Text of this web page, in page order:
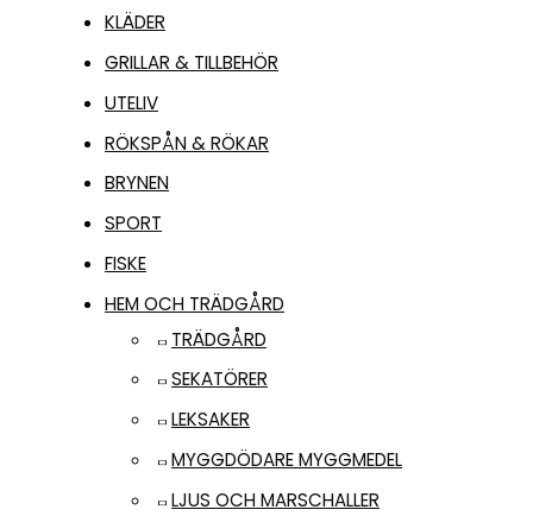
KLÄDER
GRILLAR & TILLBEHÖR
UTELIV
RÖKSPÅN & RÖKAR
BRYNEN
SPORT
FISKE
HEM OCH TRÄDGÅRD
TRÄDGÅRD
SEKATÖRER
LEKSAKER
MYGGDÖDARE MYGGMEDEL
LJUS OCH MARSCHALLER